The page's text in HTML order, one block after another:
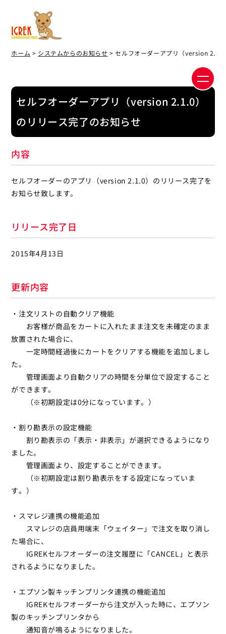
ホーム > システムからのお知らせ > セルフオーダーアプリ（version
セルフオーダーアプリ（version 2.1.0）
のリリース完了のお知らせ
内容
セルフオーダーのアプリ（version 2.1.0）のリリース完了を
お知らせ致します。
リリース完了日
2015年4月13日
更新内容
・注文リストの自動クリア機能
お客様が商品をカートに入れたまま注文を未確定のまま
放置された場合に、
一定時間経過後にカートをクリアする機能を追加しまし
た。
管理画面より自動クリアの時間を分単位で設定すること
ができます。
（※初期設定は0分になっています。）
・割り勘表示の設定機能
割り勘表示の「表示・非表示」が選択できるようになり
ました。
管理画面より、設定することができます。
（※初期設定は割り勘表示をする設定になっていま
す。）
・スマレジ連携の機能追加
スマレジの店員用端末「ウェイター」で注文を取り消し
た場合に、
IGREKセルフオーダーの注文履歴に「CANCEL」と表示
されるようになりました。
・エプソン製キッチンプリンタ連携の機能追加
IGREKセルフオーダーから注文が入った時に、エプソン
製のキッチンプリンタから
通知音が鳴るようになりました。